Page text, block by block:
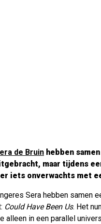
de Bruin hebben
maar tijdens
iets onverwachts met
Sera hebben samen
Could Have Been Us. Het
alleen in een parallel